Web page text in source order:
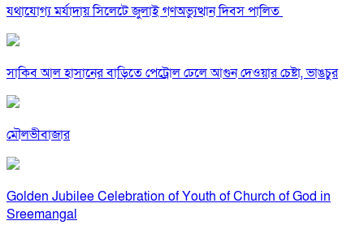
যথাযোগ্য মর্যাদায় সিলেটে জুলাই গণঅভ্যুত্থান দিবস পালিত
সাকিব আল হাসানের বাড়িতে পেট্রোল ঢেলে আগুন দেওয়ার চেষ্টা, ভাঙচুর
মৌলভীবাজার
Golden Jubilee Celebration of Youth of Church of God in
Sreemangal